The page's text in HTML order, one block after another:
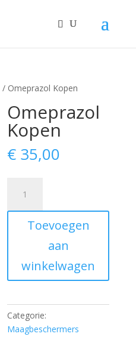
/ Omeprazol Kopen
Omeprazol
Kopen
€ 35,00
Kopen
aantal
Toevoegen
aan
winkelwagen
Categorie:
Maagbeschermers